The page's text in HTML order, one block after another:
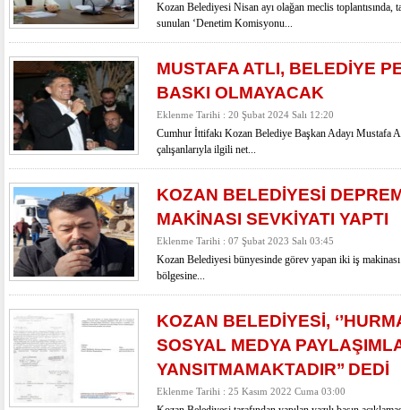
Kozan Belediyesi Nisan ayı olağan meclis toplantısında,
sunulan ‘Denetim Komisyonu...
MUSTAFA ATLI, BELEDİYE
BASKI OLMAYACAK
Eklenme Tarihi : 20 Şubat 2024 Salı 12:20
Cumhur İttifakı Kozan Belediye Başkan Adayı Mustafa
çalışanlarıyla ilgili net...
KOZAN BELEDİYESİ
MAKİNASI SEVKİYATI YAPTI
Eklenme Tarihi : 07 Şubat 2023 Salı 03:45
Kozan Belediyesi bünyesinde görev yapan iki iş
bölgesine...
KOZAN BELEDİYESİ,
SOSYAL MEDYA
YANSITMAMAKTADIR’’ DEDİ
Eklenme Tarihi : 25 Kasım 2022 Cuma 03:00